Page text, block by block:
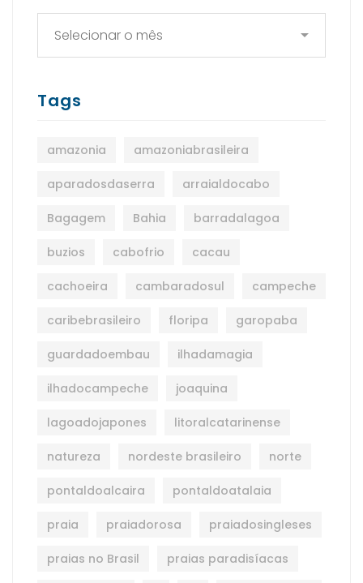
Tags
amazonia amazoniabrasileira
aparadosdaserra arraialdocabo
Bagagem Bahia barradalagoa
buzios cabofrio cacau
cachoeira cambaradosul campeche
caribebrasileiro floripa garopaba
guardadoembau ilhadamagia
ilhadocampeche joaquina
lagoadojapones litoralcatarinense
natureza nordeste brasileiro norte
pontaldoalcaira pontaldoatalaia
praia praiadorosa praiadosingleses
praias no Brasil praias paradisíacas